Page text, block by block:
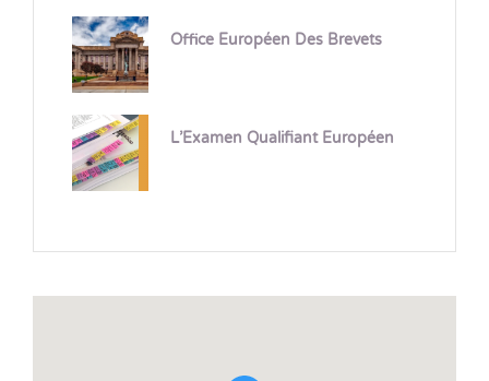
Office Européen Des Brevets
L’Examen Qualifiant Européen